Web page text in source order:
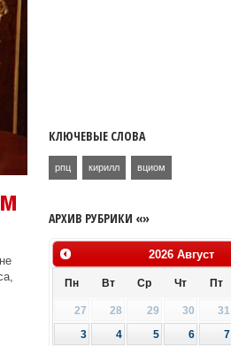
КЛЮЧЕВЫЕ СЛОВА
рпц кирилл вциом
АРХИВ РУБРИКИ «»
2026 Август
Пн Вт Ср Чт Пт
27 28 29 30 31
3
4 5 6 7